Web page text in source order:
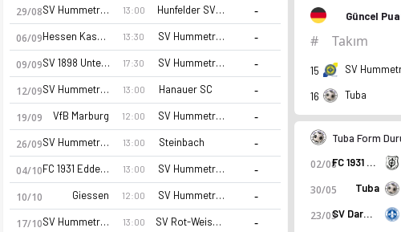
29/08 SV Hummetroth 13:00 Hunfelder SV 1919 -
06/09 Hessen Kassel (A) 13:30 SV Hummetroth -
09/09 SV 1898 Unter Flockenbach 17:30 SV Hummetroth -
12/09 SV Hummetroth 13:00 Hanauer SC -
19/09 VfB Marburg 12:00 SV Hummetroth -
26/09 SV Hummetroth 13:00 Steinbach -
04/10 FC 1931 Eddersheim 13:00 SV Hummetroth -
10/10 Giessen 12:00 SV Hummetroth -
17/10 SV Hummetroth 13:00 SV Rot-Weiss Walldorf -
Güncel
# Takım
15 SV
16
Tuba
Tuba Form
02/08 FC 1931 Eddersheim
30/05 Tuba
23/05 SV Darmstadt 98 2